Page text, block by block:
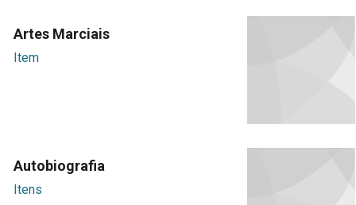
Artes Marciais
Item
Autobiografia
Itens